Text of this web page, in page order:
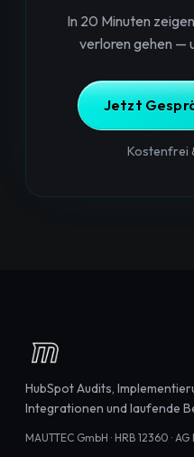
In 20 Minuten
verloren gehen —
Jetzt
Kostenfrei
HubSpot Audits,
Integrationen und laufende
MAUTTEC GmbH · HRB 12360 ·